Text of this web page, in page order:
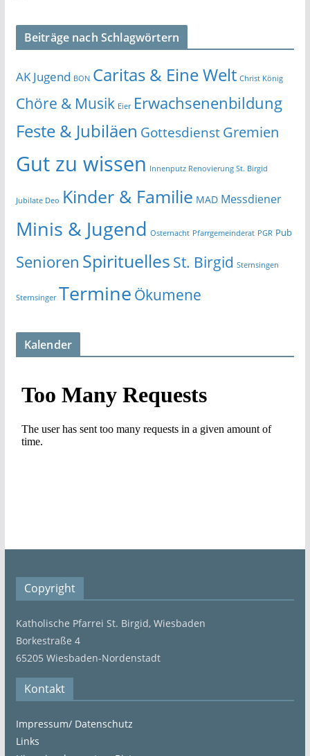
Beiträge nach Schlagwörtern
AK Jugend BON Caritas & Eine Welt Christ König
Chöre & Musik Eier Erwachsenenbildung
Feste & Jubiläen GottesdienstGremien
Gut zu wissen Innenputz Renovierung St. Birgid
Jubilate Deo Kinder & Familie MAD Messdiener
Minis & Jugend Osternacht Pfarrgemeinderat PGR Pub
Senioren Spirituelles St. Birgid Sternsingen
Sternsinger Termine Ökumene
Kalender
Copyright
Katholische Pfarrei St. Birgid, Wiesbaden
Borkestraße 4
65205 Wiesbaden-Nordenstadt
Kontakt
Impressum/ Datenschutz
Links